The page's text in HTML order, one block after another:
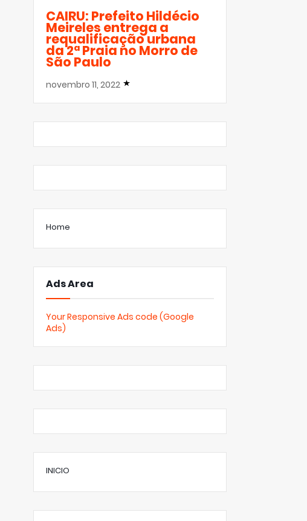
CAIRU: Prefeito Hildécio
Meireles entrega a
requalificação urbana
da 2ª Praia no Morro de
São Paulo
novembro 11, 2022
Home
Ads Area
Your Responsive Ads code (Google
Ads)
INICIO